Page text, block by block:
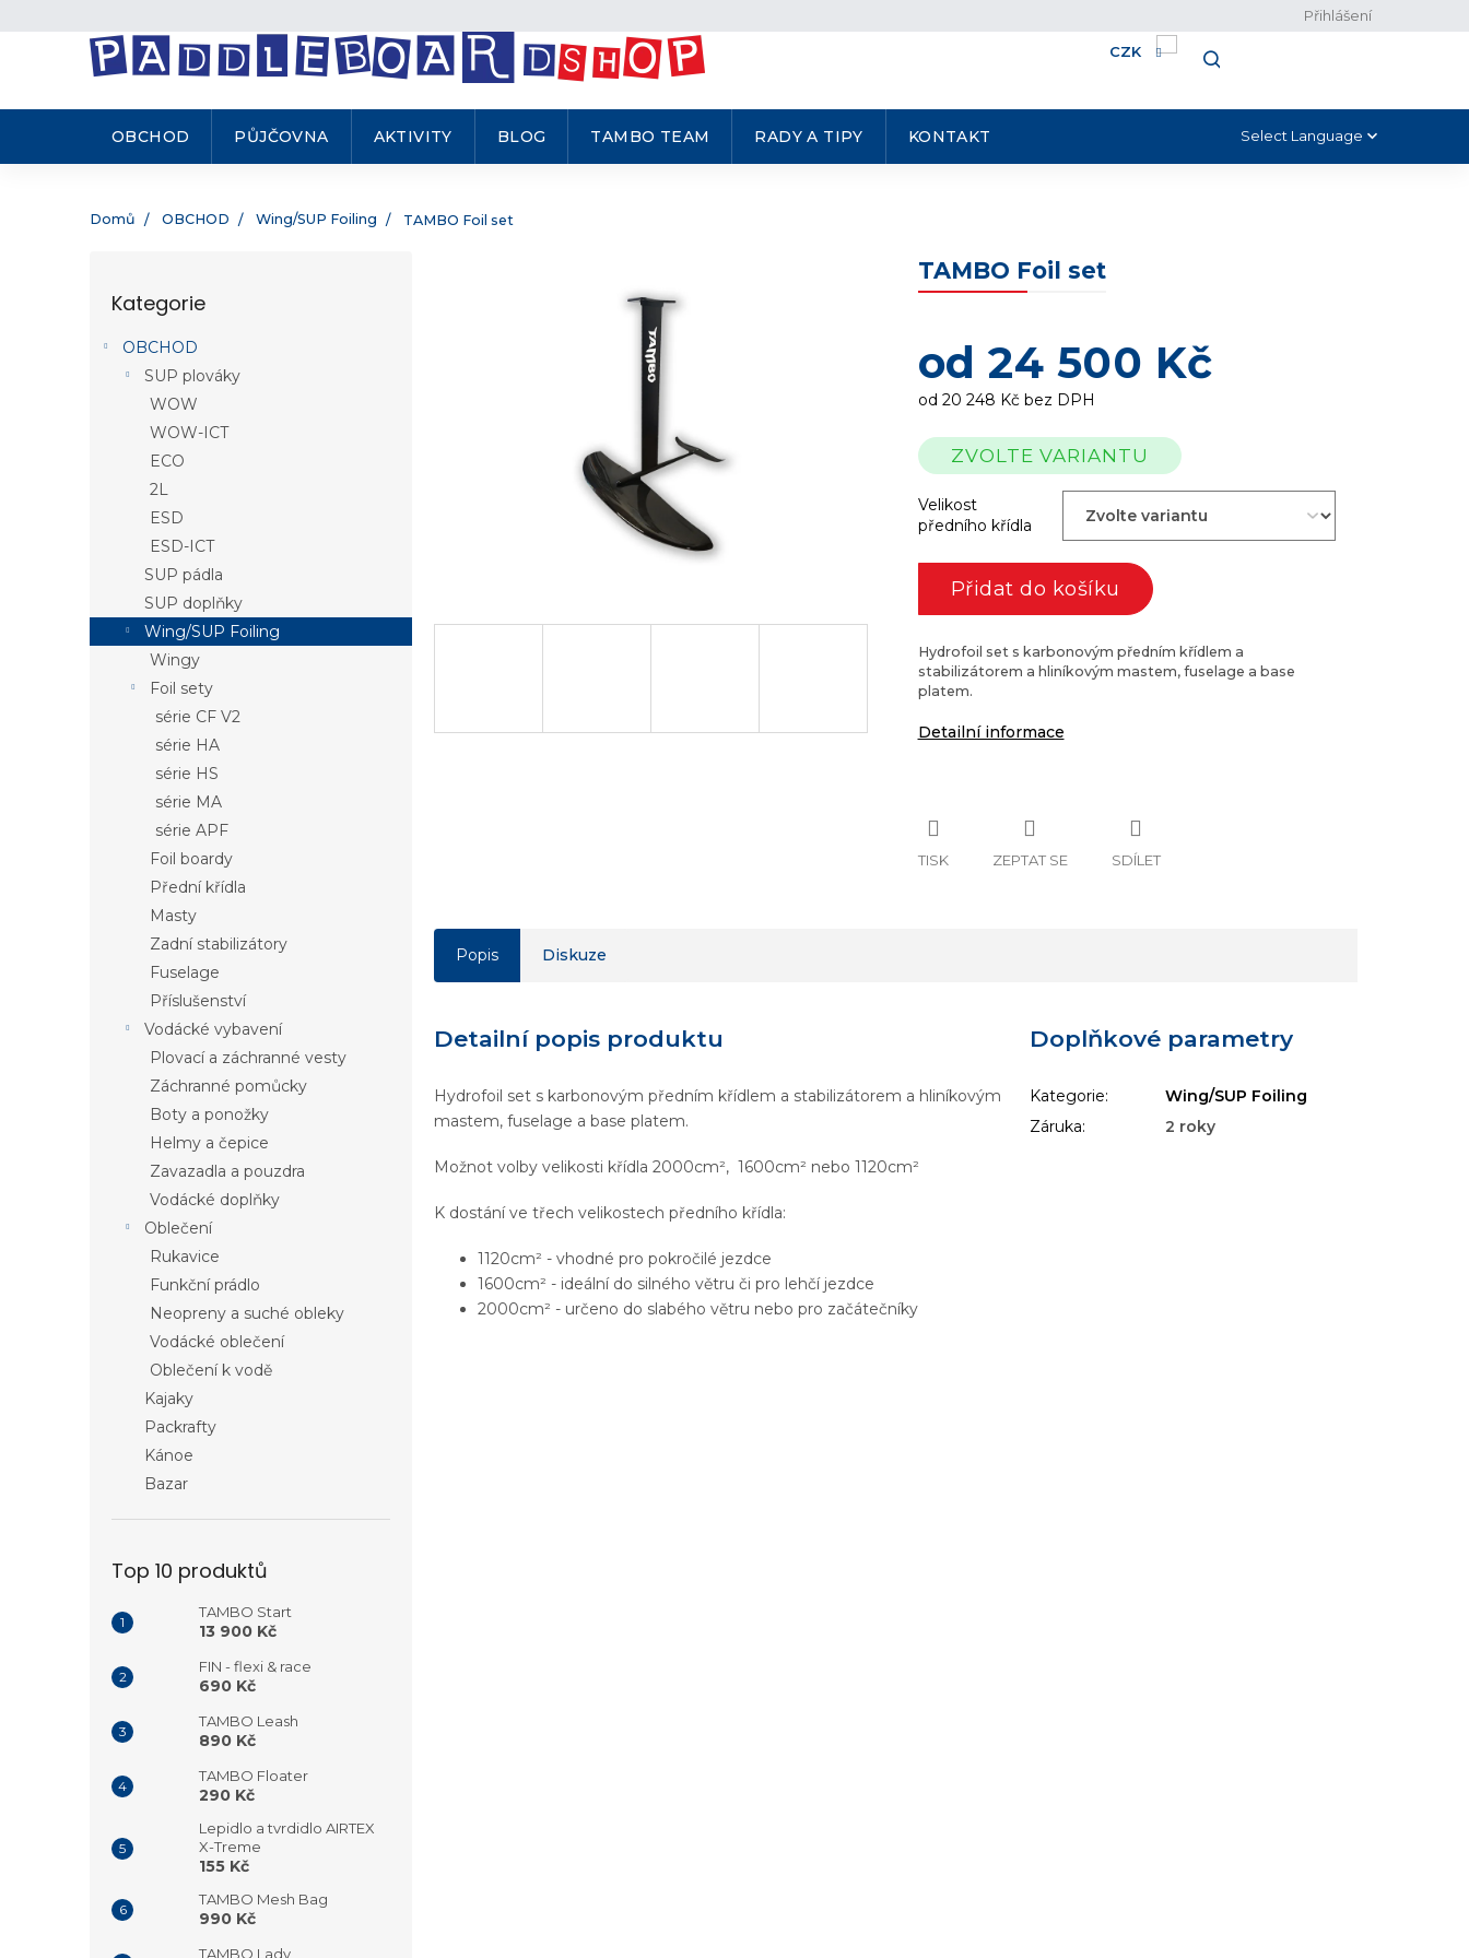
Přejít
Select Language ▼
CZK
Přihlášení
KOŠÍK
OBCHOD PŮJČOVNA AKTIVITY BLOG TAMBO TEAM RADY A TIPY KONTAKT
Domů OBCHOD Wing/SUP Foiling TAMBO Foil set
Přeskočit
kategorie
Kategorie
OBCHOD
SUP plováky
WOW
WOW-ICT
ECO
2L
ESD
ESD-ICT
SUP pádla
SUP doplňky
Wing/SUP Foiling
Wingy
Foil sety
série CF V2
série HA
série HS
série MA
série APF
Foil boardy
Přední křídla
Masty
Zadní stabilizátory
Fuselage
Příslušenství
Vodácké vybavení
Plovací a záchranné vesty
Záchranné pomůcky
Boty a ponožky
Helmy a čepice
Zavazadla a pouzdra
Vodácké doplňky
Oblečení
Rukavice
Funkční prádlo
Neopreny a suché obleky
Vodácké oblečení
Oblečení k vodě
Kajaky
Packrafty
Kánoe
Bazar
Top 10 produktů
TAMBO Start
13 900 Kč
FIN - flexi & race
690 Kč
TAMBO Leash
890 Kč
TAMBO Floater
290 Kč
Lepidlo a tvrdidlo AIRTEX
X-Treme
155 Kč
TAMBO Mesh Bag
990 Kč
TAMBO Lady
TAMBO Foil set
od 24 500 Kč
od 20 248 Kčbez DPH
Měrná
cena:
ZVOLTE VARIANTU
Velikost
předního křídla
Přidat do košíku
Hydrofoil set s karbonovým předním křídlem a
stabilizátorem a hliníkovým mastem, fuselage a base
platem.
Detailní informace
TISK ZEPTAT SE SDÍLET
Popis Diskuze
Detailní popis produktu
Hydrofoil set s karbonovým předním křídlem a stabilizátorem a hliníkovým
mastem, fuselage a base platem.
Možnot volby velikosti křídla 2000cm², 1600cm² nebo 1120cm²
K dostání ve třech velikostech předního křídla:
1120cm² - vhodné pro pokročilé jezdce
1600cm² - ideální do silného větru či pro lehčí jezdce
2000cm² - určeno do slabého větru nebo pro začátečníky
Doplňkové parametry
Kategorie:
Wing/SUP Foiling
Záruka: 2 roky